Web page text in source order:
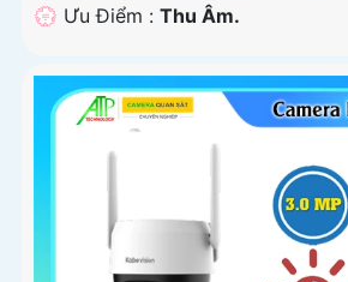
️💮 Ưu Điểm : Thu Âm.